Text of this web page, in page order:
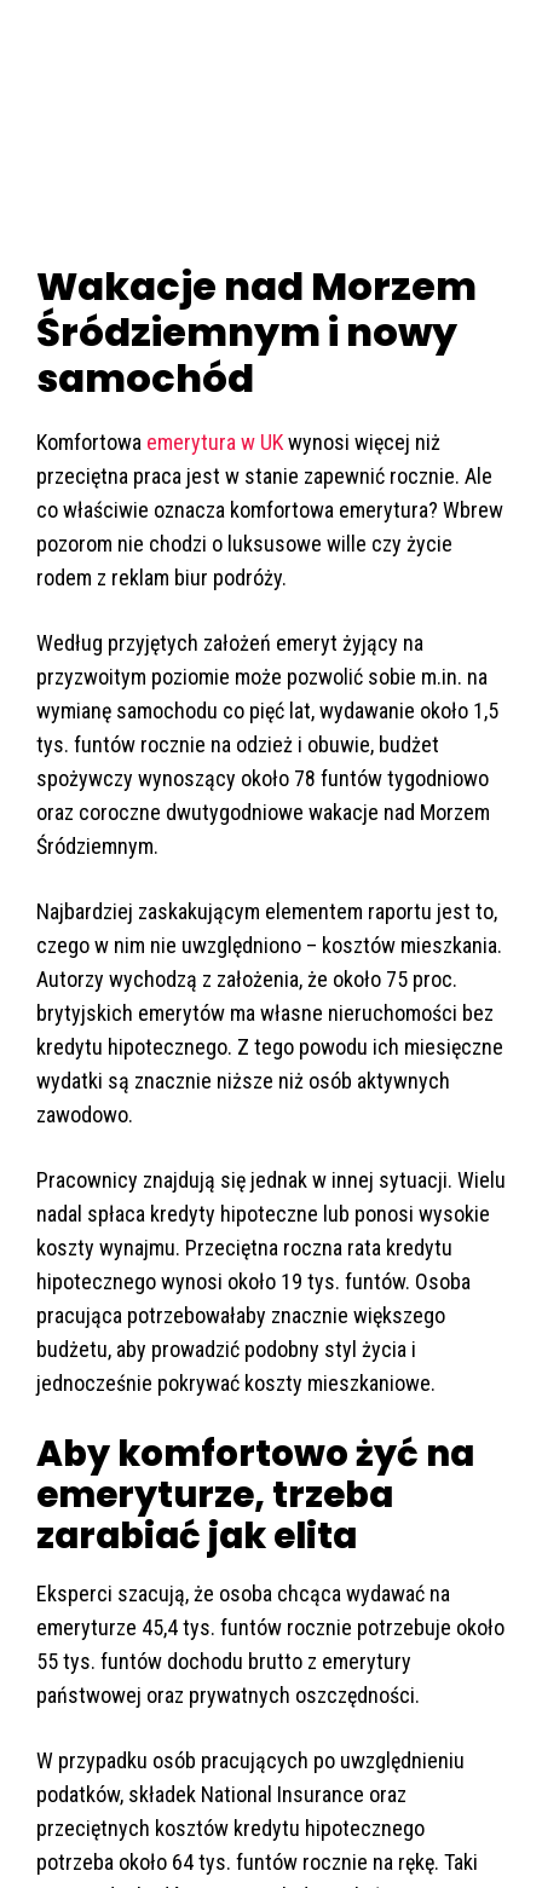
Wakacje nad Morzem
Śródziemnym i nowy
samochód
Komfortowa emerytura w UKwynosi więcej niż
przeciętna praca jest w stanie zapewnić rocznie. Ale
co właściwie oznacza komfortowa emerytura? Wbrew
pozorom nie chodzi o luksusowe wille czy życie
rodem z reklam biur podróży.
Według przyjętych założeń emeryt żyjący na
przyzwoitym poziomie może pozwolić sobie m.in. na
wymianę samochodu co pięć lat, wydawanie około 1,5
tys. funtów rocznie na odzież i obuwie, budżet
spożywczy wynoszący około 78 funtów tygodniowo
oraz coroczne dwutygodniowe wakacje nad Morzem
Śródziemnym.
Najbardziej zaskakującym elementem raportu jest to,
czego w nim nie uwzględniono – kosztów mieszkania.
Autorzy wychodzą z założenia, że około 75 proc.
brytyjskich emerytów ma własne nieruchomości bez
kredytu hipotecznego. Z tego powodu ich miesięczne
wydatki są znacznie niższe niż osób aktywnych
zawodowo.
Pracownicy znajdują się jednak w innej sytuacji. Wielu
nadal spłaca kredyty hipoteczne lub ponosi wysokie
koszty wynajmu. Przeciętna roczna rata kredytu
hipotecznego wynosi około 19 tys. funtów. Osoba
pracująca potrzebowałaby znacznie większego
budżetu, aby prowadzić podobny styl życia i
jednocześnie pokrywać koszty mieszkaniowe.
Aby komfortowo żyć na
emeryturze, trzeba
zarabiać jak elita
Eksperci szacują, że osoba chcąca wydawać na
emeryturze 45,4 tys. funtów rocznie potrzebuje około
55 tys. funtów dochodu brutto z emerytury
państwowej oraz prywatnych oszczędności.
W przypadku osób pracujących po uwzględnieniu
podatków, składek National Insurance oraz
przeciętnych kosztów kredytu hipotecznego
potrzeba około 64 tys. funtów rocznie na rękę. Taki